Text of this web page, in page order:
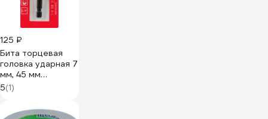
125 ₽
Бита торцевая
головка ударная 7
мм, 45 мм
1820.15110
ELITECH 204270
5(1)